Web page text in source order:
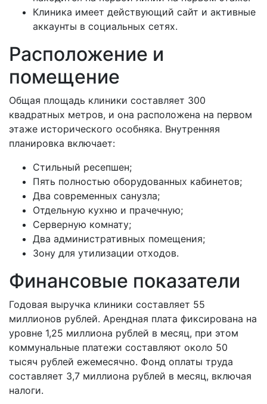
Клиника имеет действующий сайт и активные
аккаунты в социальных сетях.
Расположение и
помещение
Общая площадь клиники составляет 300
квадратных метров, и она расположена на первом
этаже исторического особняка. Внутренняя
планировка включает:
Стильный ресепшен;
Пять полностью оборудованных кабинетов;
Два современных санузла;
Отдельную кухню и прачечную;
Серверную комнату;
Два административных помещения;
Зону для утилизации отходов.
Финансовые показатели
Годовая выручка клиники составляет 55
миллионов рублей. Арендная плата фиксирована на
уровне 1,25 миллиона рублей в месяц, при этом
коммунальные платежи составляют около 50
тысяч рублей ежемесячно. Фонд оплаты труда
составляет 3,7 миллиона рублей в месяц, включая
налоги.